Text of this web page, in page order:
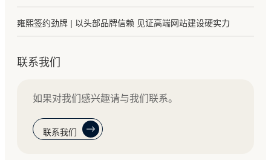
雍熙签约劲牌 | 以头部品牌信赖 见证高端网站建设硬实力
联系我们
如果对我们感兴趣请与我们联系。
联系我们